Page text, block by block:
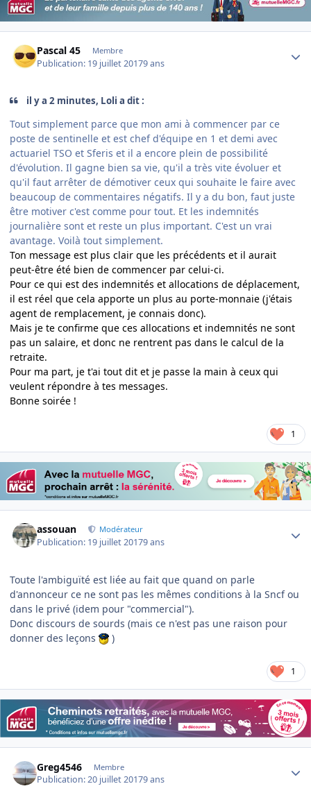
Pascal 45 Membre
Publication: 19 juillet 20179 ans
il y a 2 minutes, Loli a dit :
Tout simplement parce que mon ami à commencer par ce
poste de sentinelle et est chef d'équipe en 1 et demi avec
actuariel TSO et Sferis et il a encore plein de possibilité
d'évolution. Il gagne bien sa vie, qu'il a très vite évoluer et
qu'il faut arrêter de démotiver ceux qui souhaite le faire avec
beaucoup de commentaires négatifs. Il y a du bon, faut juste
être motiver c'est comme pour tout. Et les indemnités
journalière sont et reste un plus important. C'est un vrai
avantage. Voilà tout simplement.
Ton message est plus clair que les précédents et il aurait
peut-être été bien de commencer par celui-ci.
Pour ce qui est des indemnités et allocations de déplacement,
il est réel que cela apporte un plus au porte-monnaie (j'étais
agent de remplacement, je connais donc).
Mais je te confirme que ces allocations et indemnités ne sont
pas un salaire, et donc ne rentrent pas dans le calcul de la
retraite.
Pour ma part, je t'ai tout dit et je passe la main à ceux qui
veulent répondre à tes messages.
Bonne soirée !
1
assouan Modérateur
Publication: 19 juillet 20179 ans
Toute l'ambiguïté est liée au fait que quand on parle
d'annonceur ce ne sont pas les mêmes conditions à la Sncf ou
dans le privé (idem pour "commercial").
Donc discours de sourds (mais ce n'est pas une raison pour
donner des leçons
)
1
Greg4546 Membre
Publication:20 juillet 20179 ans